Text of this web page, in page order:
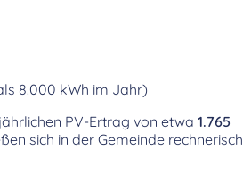
8.000 kWh im Jahr)
PV-Ertrag von etwa 1.765
sich in der Gemeinde rechnerisch